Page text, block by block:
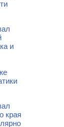
и
края